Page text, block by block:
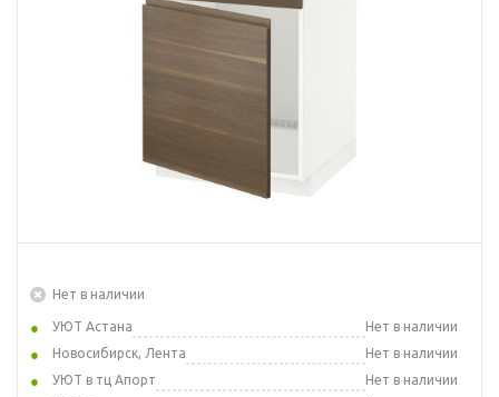
Нет в наличии
УЮТ Астана
Нет в наличии
Новосибирск, Лента
Нет в наличии
УЮТ в тц Апорт
Нет в наличии